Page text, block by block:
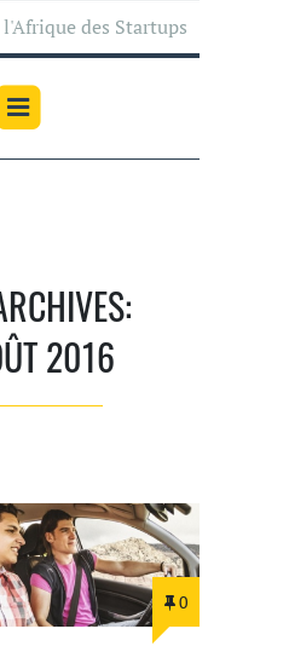
des Startups
2016
0